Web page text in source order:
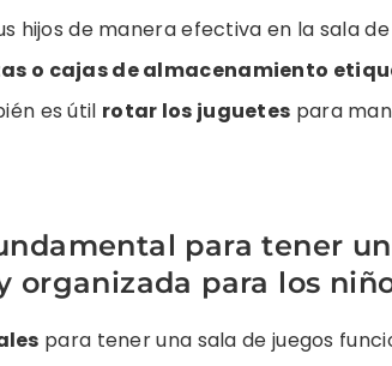
hijos de manera efectiva en la sala de
o cajas de almacenamiento
es útil rotar los juguetes para
para tener
organizada para los
para tener una sala de juegos